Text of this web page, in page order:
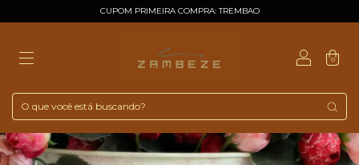
CUPOM PRIMEIRA COMPRA: TREMBAO
0